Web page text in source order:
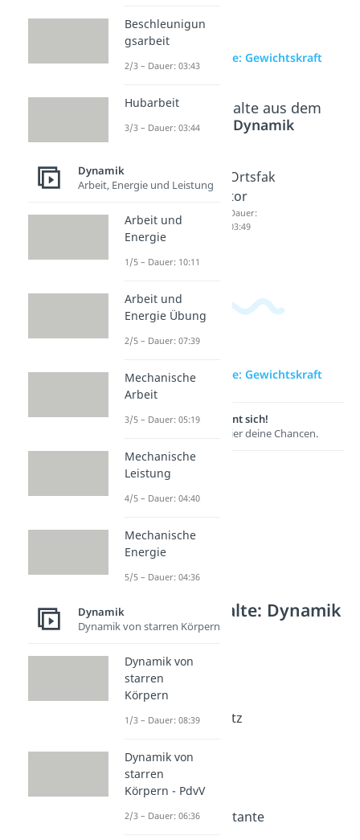
zur Videoseite: Gewichtskraft
Beliebte Inhalte aus dem
Bereich Dynamik
Gravitat
ionskon
stante
Dauer:
Isaac
Newton
Dauer:
03:28
Ortsfak
tor
Dauer:
03:49
zur Videoseite: Gewichtskraft
Lernen lohnt sich!
Entdecke hier deine Chancen.
Weitere Inhalte: Dynamik
Gravitation
Dauer: 04:49
Gravitationskraft
Dauer: 04:38
Gravitationsgesetz
Schwerkraft
Dauer: 03:13
Gewichtskraft
Dauer: 04:49
Gravitationskonstante
Beschleunigun
gsarbeit
2/3 – Dauer: 03:43
Hubarbeit
3/3 – Dauer: 03:44
Dynamik
Arbeit, Energie und Leistung
Arbeit und
Energie
1/5 – Dauer: 10:11
Arbeit und
Energie Übung
2/5 – Dauer: 07:39
Mechanische
Arbeit
3/5 – Dauer: 05:19
Mechanische
Leistung
4/5 – Dauer: 04:40
Mechanische
Energie
5/5 – Dauer: 04:36
Dynamik
Dynamik von starren Körpern
Dynamik von
starren
Körpern
1/3 – Dauer: 08:39
Dynamik von
starren
Körpern - PdvV
2/3 – Dauer: 06:36